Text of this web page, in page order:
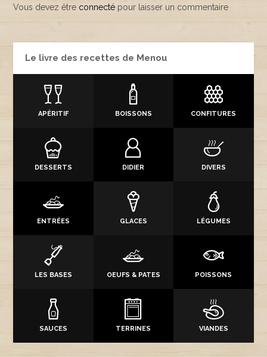
Vous devez être connecté pour laisser un commentaire
Le livre des recettes de Menou
APÉRITIF BOISSONS CONFITURES
DESSERTS DIDIER DIVERS
ENTRÉES GLACES LÉGUMES
LES BASES OEUFS & PATES POISSONS
SAUCES TERRINES VIANDES